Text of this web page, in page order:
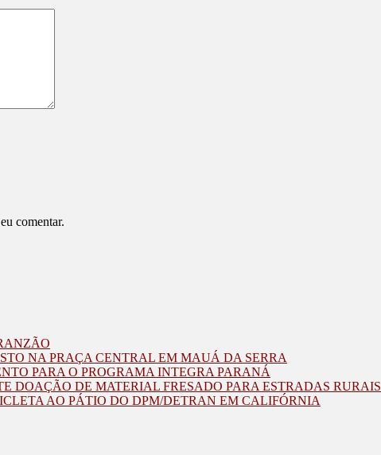
comentar.
NA PRAÇA CENTRAL EM MAUÁ DA SERRA
PARA O PROGRAMA INTEGRA PARANÁ
DOAÇÃO DE MATERIAL FRESADO PARA ESTRADAS RURAIS
AO PÁTIO DO DPM/DETRAN EM CALIFÓRNIA